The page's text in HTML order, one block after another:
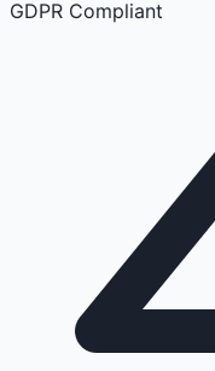
GDPR Compliant